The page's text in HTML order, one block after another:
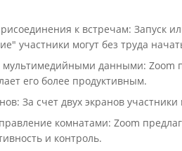
к встречам:
участники могут без труда
данными: Zoom
его более продуктивным.
За счет двух экранов
комнатами: Zoom
и контроль.